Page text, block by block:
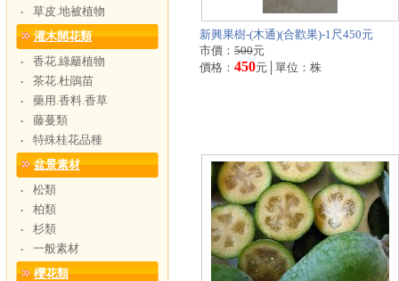
‧
草皮.地被植物
灌木開花類
‧
香花.綠籬植物
‧
茶花.杜鵑苗
‧
藥用.香料.香草
‧
藤蔓類
‧
特殊桂花品種
盆景素材
‧
松類
‧
柏類
‧
杉類
‧
一般素材
櫻花類
新興果樹-(木通)(合歡果)-1尺450元
市價： 500元
價格： 450元│單位：株